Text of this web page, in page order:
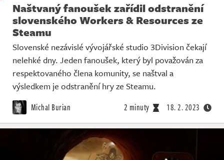
Naštvaný fanoušek zařídil odstranění
slovenského Workers & Resources ze
Steamu
Slovenské nezávislé vývojářské studio 3Division čekají
nelehké dny. Jeden fanoušek, který byl považován za
respektovaného člena komunity, se naštval a
výsledkem je odstranění hry ze Steamu.
Michal Burian 2 minuty 18. 2. 2023